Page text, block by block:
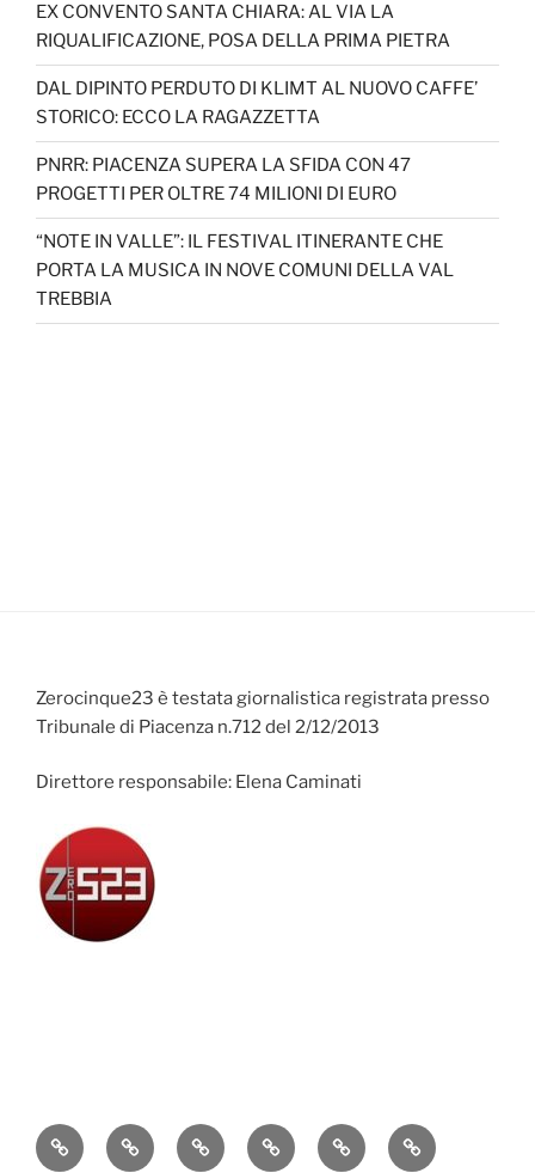
EX CONVENTO SANTA CHIARA: AL VIA LA
RIQUALIFICAZIONE, POSA DELLA PRIMA PIETRA
DAL DIPINTO PERDUTO DI KLIMT AL NUOVO CAFFE’
STORICO: ECCO LA RAGAZZETTA
PNRR: PIACENZA SUPERA LA SFIDA CON 47
PROGETTI PER OLTRE 74 MILIONI DI EURO
“NOTE IN VALLE”: IL FESTIVAL ITINERANTE CHE
PORTA LA MUSICA IN NOVE COMUNI DELLA VAL
TREBBIA
Zerocinque23 è testata giornalistica registrata presso
Tribunale di Piacenza n.712 del 2/12/2013
Direttore responsabile: Elena Caminati
AttualitàCronacaPolitica EconomiaCultura Sport